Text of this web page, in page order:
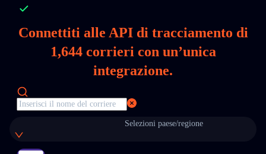
Connettiti alle API di tracciamento di
1,644corrieri con un’unica
integrazione.
Selezioni paese/regione